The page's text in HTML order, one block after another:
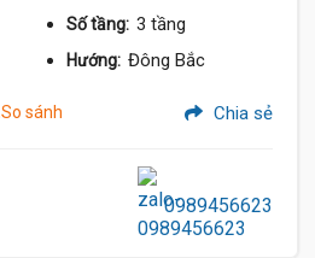
Số tầng: 3 tầng
Hướng: Đông Bắc
So sánh Chia sẻ
0989456623